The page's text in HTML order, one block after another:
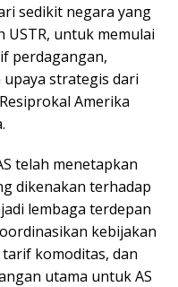
sedikit negara yang
USTR, untuk memulai
perdagangan,
strategis dari
Amerika
telah menetapkan
dikenakan terhadap
lembaga terdepan
kebijakan
komoditas, dan
utama untuk AS